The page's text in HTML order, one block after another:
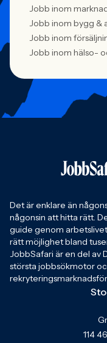
Jobb inom
Jobb inom bygg &
Jobb inom
Jobb inom hälso-
Det är enklare än
någonsin att hitta rätt.
guide genom
rätt möjlighet bland
JobbSafari är en del av
största jobbsökmotor
114